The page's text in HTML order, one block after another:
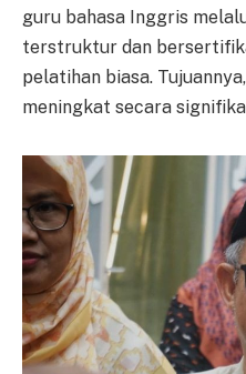
guru bahasa Inggris
terstruktur dan
pelatihan biasa.
meningkat secara